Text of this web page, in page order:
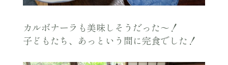
カルボナーラも美味しそうだった〜！
子どもたち、あっという間に完食でした！